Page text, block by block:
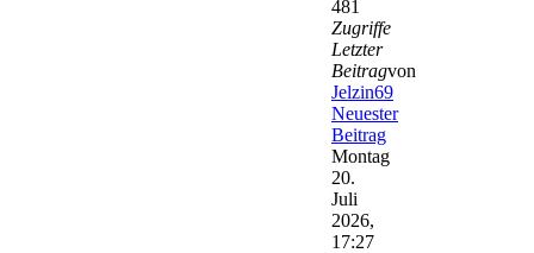
481
Zugriffe
Letzter
Beitragvon
Jelzin69
Neuester
Beitrag
Montag
20.
Juli
2026,
17:27